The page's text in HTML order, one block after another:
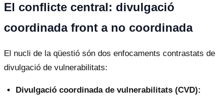
El conflicte central: divulgació
coordinada front a no coordinada
El nucli de la qüestió són dos enfocaments contrastats de
divulgació de vulnerabilitats:
Divulgació coordinada de vulnerabilitats (CVD):